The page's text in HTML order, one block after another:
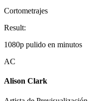
Cortometrajes
Result:
1080p pulido en minutos
AC
Alison Clark